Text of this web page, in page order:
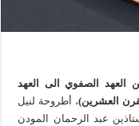
العهد الصفوي الى العهد
العشرين)، أطروحة لنيل
عبد الرحمان المودن